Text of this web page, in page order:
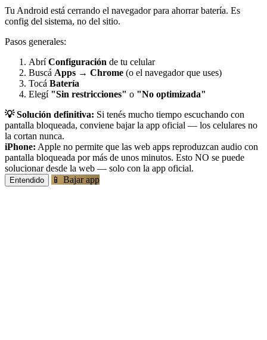
Tu Android está cerrando el navegador para ahorrar batería. Es
config del sistema, no del sitio.
Pasos generales:
AbríConfiguración de tu celular
Buscá Apps → Chrome (o el navegador que uses)
Tocá Batería
Elegí "Sin restricciones" o "No optimizada"
💡 Solución definitiva: Si tenés mucho tiempo escuchando con
pantalla bloqueada, conviene bajar la app oficial — los celulares no
la cortan nunca.
iPhone: Apple no permite que las web apps reproduzcan audio con
pantalla bloqueada por más de unos minutos. Esto NO se puede
solucionar desde la web — solo con la app oficial.
Entendido 📱 Bajar app